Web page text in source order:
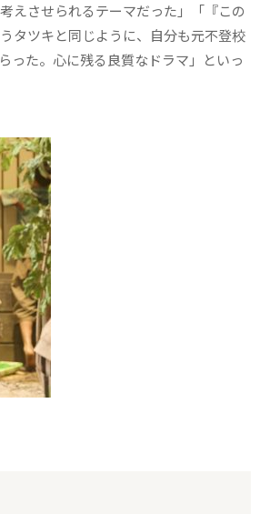
えさせられるテーマだった」「『この
タツキと同じように、自分も元不登校
った。心に残る良質なドラマ」といっ